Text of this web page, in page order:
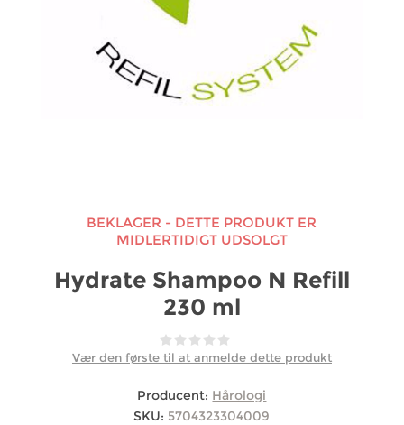
BEKLAGER - DETTE PRODUKT ER
MIDLERTIDIGT UDSOLGT
Hydrate Shampoo N Refill
230 ml
Vær den første til at anmelde dette produkt
Producent: Hårologi
SKU: 5704323304009